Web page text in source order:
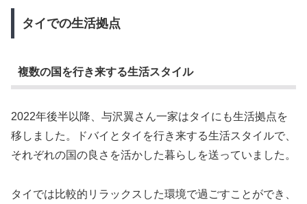
タイでの生活拠点
複数の国を行き来する生活スタイル
2022年後半以降、与沢翼さん一家はタイにも生活拠点を
移しました。ドバイとタイを行き来する生活スタイルで、
それぞれの国の良さを活かした暮らしを送っていました。
タイでは比較的リラックスした環境で過ごすことができ、